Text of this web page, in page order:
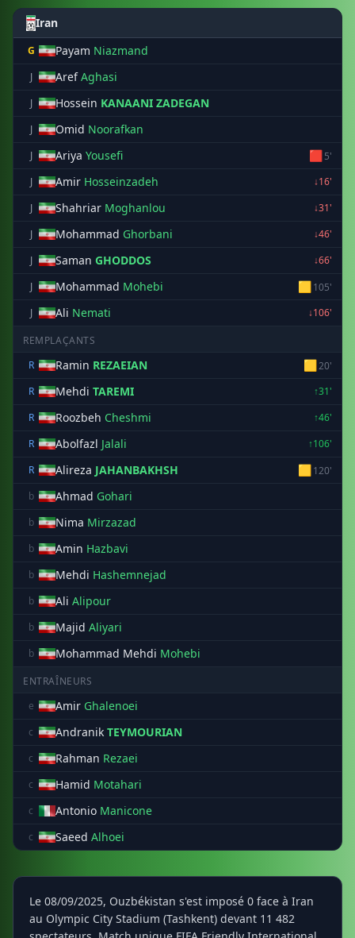
Iran
G Payam Niazmand
J ArefAghasi
J Hossein KANAANI ZADEGAN
J Omid Noorafkan
J Ariya Yousefi 🟥5'
J
Amir Hosseinzadeh
↓16'
J
Shahriar Moghanlou
↓31'
J
Mohammad Ghorbani
↓46'
J
Saman GHODDOS
↓66'
J
Mohammad Mohebi 🟨105'
J
Ali Nemati ↓106'
REMPLAÇANTS
R
Ramin REZAEIAN 🟨20'
R
Mehdi TAREMI
↑31'
R
Roozbeh Cheshmi
↑46'
R
Abolfazl Jalali
↑106'
R
Alireza JAHANBAKHSH 🟨120'
b
Ahmad Gohari
b Nima Mirzazad
b Amin Hazbavi
b Mehdi Hashemnejad
b Ali Alipour
b Majid Aliyari
b Mohammad Mehdi Mohebi
ENTRAÎNEURS
e
Amir Ghalenoei
c Andranik TEYMOURIAN
c Rahman Rezaei
c Hamid Motahari
c Antonio Manicone
c Saeed Alhoei
Le 08/09/2025, Ouzbékistan s'est imposé 0 face à Iran
au Olympic City Stadium (Tashkent) devant 11 482